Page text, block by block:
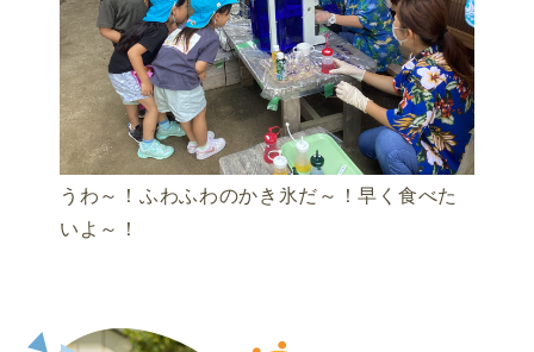
うわ～！ふわふわのかき氷だ～！早く食べた
いよ～！